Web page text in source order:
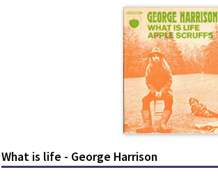
What is life - George Harrison